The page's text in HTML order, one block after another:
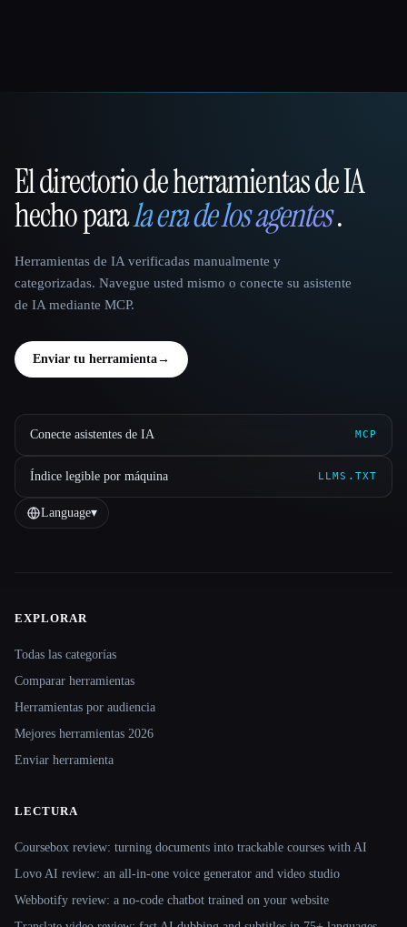
That AI Collection
El directorio de herramientas de IA
hecho parala era de los agentes.
Herramientas de IA verificadas manualmente y
categorizadas. Navegue usted mismo o conecte su asistente
de IA mediante MCP.
Enviar tu herramienta→
Conecte asistentes de IA MCP
Índice legible por máquina LLMS.TXT
Language▾
Site navigation
EXPLORAR
Todas las categorías
Comparar herramientas
Herramientas por audiencia
Mejores herramientas 2026
Enviar herramienta
LECTURA
Coursebox review: turning documents into trackable courses with AI
Lovo AI review: an all-in-one voice generator and video studio
Webbotify review: a no-code chatbot trained on your website